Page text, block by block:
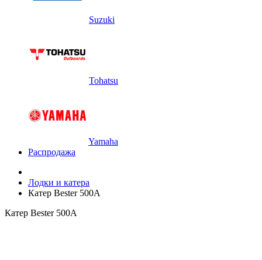
Suzuki
Tohatsu
Yamaha
Распродажа
Лодки и катера
Катер Bester 500A
Катер Bester 500A